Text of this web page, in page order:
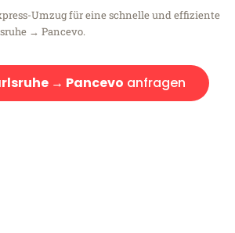
Umzug für eine schnelle und effiziente
→ Pancevo.
→ Pancevo anfragen